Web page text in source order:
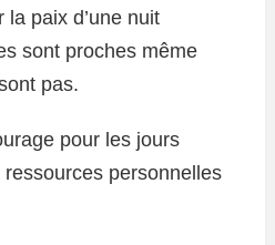
paix d’une nuit
sont proches même
pas.
pour les jours
personnelles